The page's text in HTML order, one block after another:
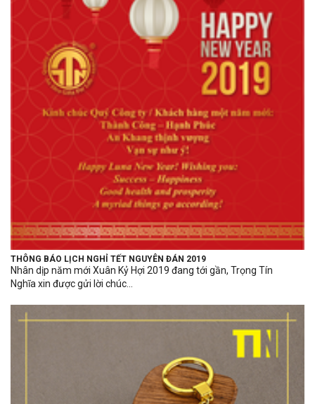
THÔNG BÁO LỊCH NGHỈ TẾT NGUYÊN ĐÁN 2019
Nhân dịp năm mới Xuân Kỷ Hợi 2019 đang tới gần, Trọng Tín
Nghĩa xin được gửi lời chúc...